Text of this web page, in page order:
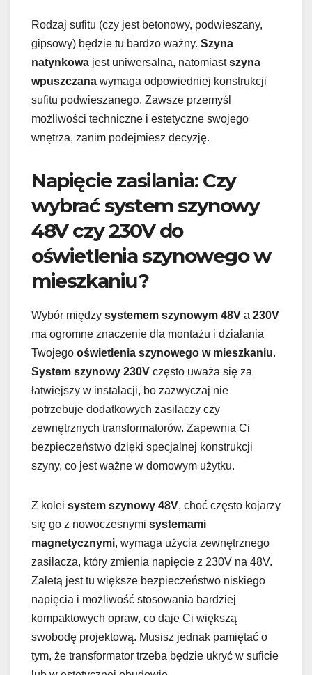
Rodzaj sufitu (czy jest betonowy, podwieszany,
gipsowy) będzie tu bardzo ważny. Szyna
natynkowa jest uniwersalna, natomiastszyna
wpuszczana wymaga odpowiedniej konstrukcji
sufitu podwieszanego. Zawsze przemyśl
możliwości techniczne i estetyczne swojego
wnętrza, zanim podejmiesz decyzję.
Napięcie zasilania: Czy
wybrać system szynowy
48V czy 230V do
oświetlenia szynowego w
mieszkaniu?
Wybór między systemem szynowym 48V a 230V
ma ogromne znaczenie dla montażu i działania
Twojego oświetlenia szynowego w mieszkaniu.
System szynowy 230V często uważa się za
łatwiejszy w instalacji, bo zazwyczaj nie
potrzebuje dodatkowych zasilaczy czy
zewnętrznych transformatorów. Zapewnia Ci
bezpieczeństwo dzięki specjalnej konstrukcji
szyny, co jest ważne w domowym użytku.
Z kolei system szynowy 48V, choć często kojarzy
się go z nowoczesnymi systemami
magnetycznymi, wymaga użycia zewnętrznego
zasilacza, który zmienia napięcie z 230V na 48V.
Zaletą jest tu większe bezpieczeństwo niskiego
napięcia i możliwość stosowania bardziej
kompaktowych opraw, co daje Ci większą
swobodę projektową. Musisz jednak pamiętać o
tym, że transformator trzeba będzie ukryć w suficie